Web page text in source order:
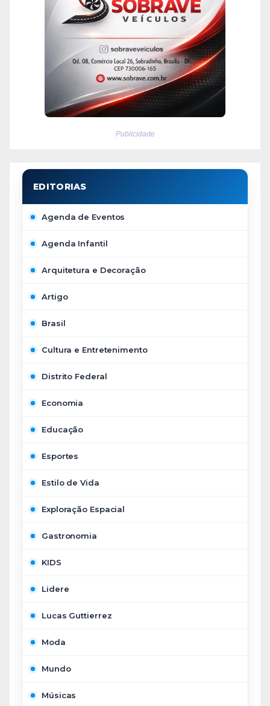
Publicidade
Agenda de Eventos
Agenda Infantil
Arquitetura e Decoração
Artigo
Brasil
Cultura e Entretenimento
Distrito Federal
Economia
Educação
Esportes
Estilo de Vida
Exploração Espacial
Gastronomia
KIDS
Lidere
Lucas Guttierrez
Moda
Mundo
Músicas